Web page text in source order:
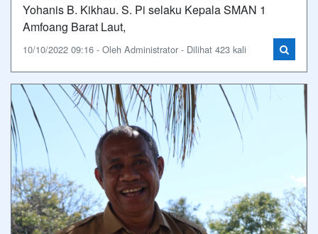
Yohanis B. Kikhau. S. Pi selaku Kepala SMAN 1
Amfoang Barat Laut,
10/10/2022 09:16 - Oleh Administrator - Dilihat 423 kali